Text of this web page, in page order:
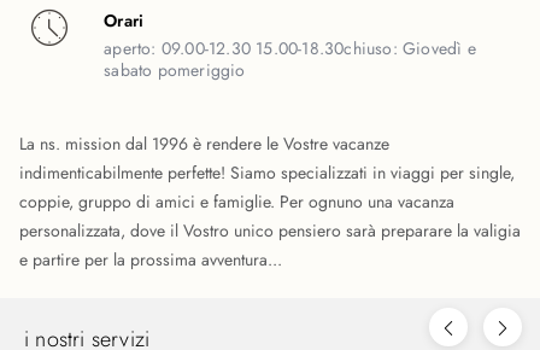
Orari
aperto: 09.00-12.30 15.00-18.30chiuso:Giovedì e
sabato pomeriggio
La ns. mission dal 1996 è rendere le Vostre vacanze
indimenticabilmente perfette! Siamo specializzati in viaggi per single,
coppie, gruppo di amici e famiglie. Per ognuno una vacanza
personalizzata, dove il Vostro unico pensiero sarà preparare la valigia
e partire per la prossima avventura...
i nostri servizi